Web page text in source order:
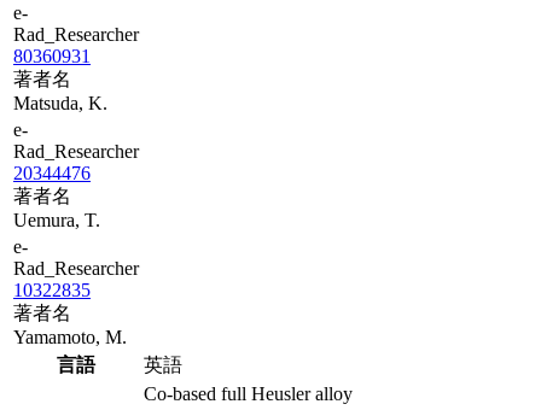
e-
Rad_Researcher
80360931
著者名
Matsuda, K.
e-
Rad_Researcher
20344476
著者名
Uemura, T.
e-
Rad_Researcher
10322835
著者名
Yamamoto, M.
言語
英語
Co-based full Heusler alloy